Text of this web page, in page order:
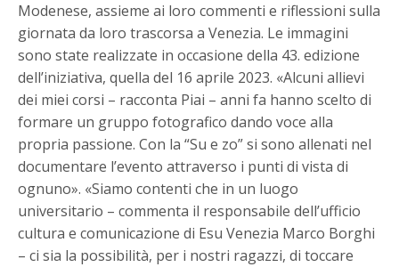
Modenese, assieme ai loro commenti e riflessioni sulla
giornata da loro trascorsa a Venezia. Le immagini
sono state realizzate in occasione della 43. edizione
dell’iniziativa, quella del 16 aprile 2023. «Alcuni allievi
dei miei corsi – racconta Piai – anni fa hanno scelto di
formare un gruppo fotografico dando voce alla
propria passione. Con la “Su e zo” si sono allenati nel
documentare l’evento attraverso i punti di vista di
ognuno». «Siamo contenti che in un luogo
universitario – commenta il responsabile dell’ufficio
cultura e comunicazione di Esu Venezia Marco Borghi
– ci sia la possibilità, per i nostri ragazzi, di toccare